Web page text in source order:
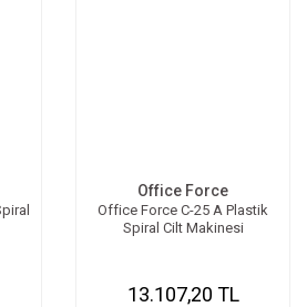
Office Force
Office Force C-25 A Plastik
Spiral Cilt Makinesi
13.107,20 TL